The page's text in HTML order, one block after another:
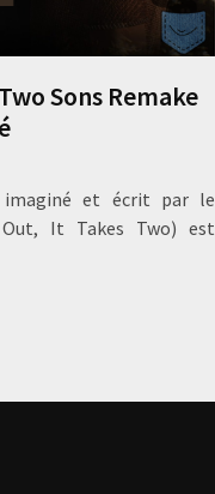
Sons Remake
imaginé et écrit par le
It Takes Two) est